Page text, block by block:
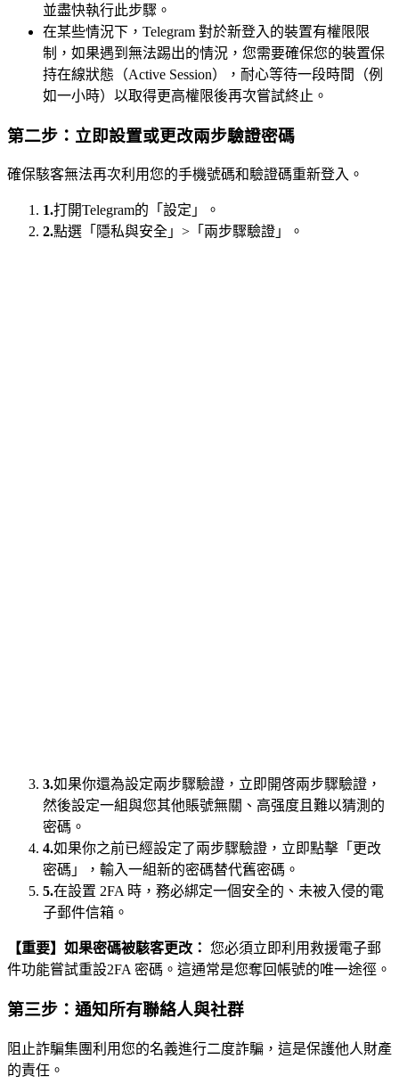
並盡快執行此步驟。
在某些情況下，Telegram 對於新登入的裝置有權限限
制，如果遇到無法踢出的情況，您需要確保您的裝置保
持在線狀態（Active Session），耐心等待一段時間（例
如一小時）以取得更高權限後再次嘗試終止。
第二步：立即設置或更改兩步驗證密碼
確保駭客無法再次利用您的手機號碼和驗證碼重新登入。
1.打開Telegram的「設定」。
2.點選「隱私與安全」>「兩步驟驗證」。
3.如果你還為設定兩步驟驗證，立即開啓兩步驟驗證，
然後設定一組與您其他賬號無關、高强度且難以猜測的
密碼。
4.如果你之前已經設定了兩步驟驗證，立即點擊「更改
密碼」，輸入一組新的密碼替代舊密碼。
5.在設置 2FA 時，務必綁定一個安全的、未被入侵的電
子郵件信箱。
【重要】如果密碼被駭客更改： 您必須立即利用救援電子郵
件功能嘗試重設2FA 密碼。這通常是您奪回帳號的唯一途徑。
第三步：通知所有聯絡人與社群
阻止詐騙集團利用您的名義進行二度詐騙，這是保護他人財產
的責任。